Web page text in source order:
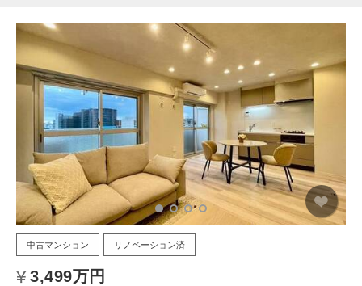
中古マンション リノベーション済
3,499万円